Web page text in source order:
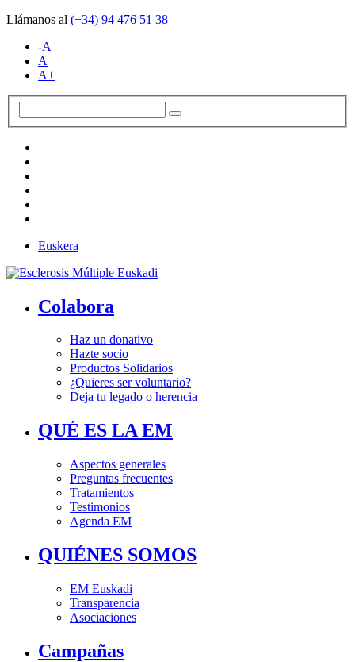
Llámanos al (+34) 94 476 51 38
-A
A
A+
Euskera
Colabora
Haz un donativo
Hazte socio
Productos Solidarios
¿Quieres ser voluntario?
Deja tu legado o herencia
QUÉ ES LA EM
Aspectos generales
Preguntas frecuentes
Tratamientos
Testimonios
Agenda EM
QUIÉNES SOMOS
EM Euskadi
Transparencia
Asociaciones
Campañas